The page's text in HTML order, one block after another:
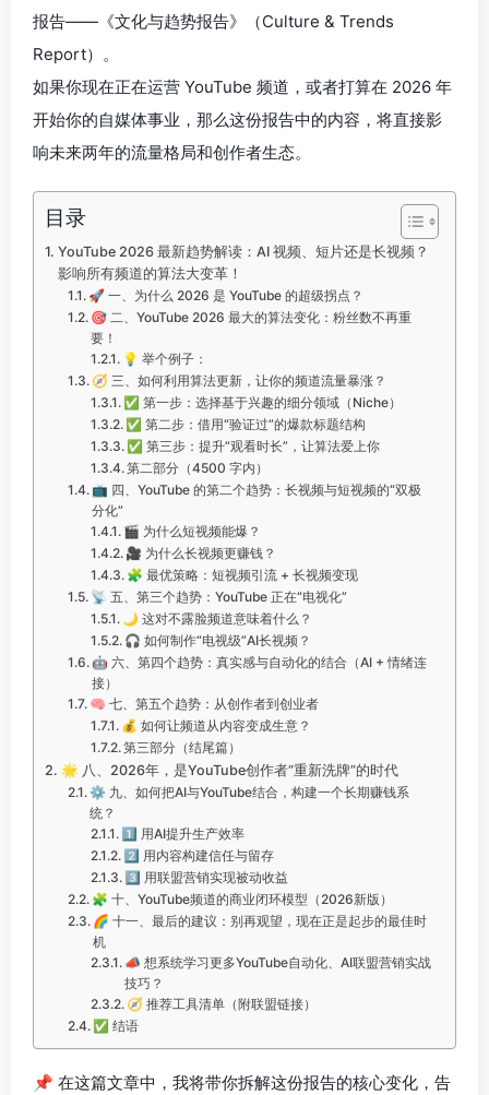
报告——《文化与趋势报告》（Culture & Trends
Report）。
如果你现在正在运营 YouTube 频道，或者打算在 2026 年
开始你的自媒体事业，那么这份报告中的内容，将直接影
响未来两年的流量格局和创作者生态。
目录
YouTube 2026 最新趋势解读：AI 视频、短片还是长视频？
影响所有频道的算法大变革！
🚀 一、为什么 2026 是 YouTube 的超级拐点？
🎯 二、YouTube 2026 最大的算法变化：粉丝数不再重
要！
💡 举个例子：
🧭 三、如何利用算法更新，让你的频道流量暴涨？
✅ 第一步：选择基于兴趣的细分领域（Niche）
✅ 第二步：借用“验证过”的爆款标题结构
✅ 第三步：提升“观看时长”，让算法爱上你
第二部分（4500 字内）
📺 四、YouTube 的第二个趋势：长视频与短视频的“双极
分化”
🎬 为什么短视频能爆？
🎥 为什么长视频更赚钱？
🧩 最优策略：短视频引流 + 长视频变现
📡 五、第三个趋势：YouTube 正在“电视化”
🌙 这对不露脸频道意味着什么？
🎧 如何制作“电视级”AI长视频？
🤖 六、第四个趋势：真实感与自动化的结合（AI + 情绪连
接）
🧠 七、第五个趋势：从创作者到创业者
💰 如何让频道从内容变成生意？
第三部分（结尾篇）
🌟 八、2026年，是YouTube创作者“重新洗牌”的时代
⚙️ 九、如何把AI与YouTube结合，构建一个长期赚钱系
统？
1️⃣ 用AI提升生产效率
2️⃣ 用内容构建信任与留存
3️⃣ 用联盟营销实现被动收益
🧩 十、YouTube频道的商业闭环模型（2026新版）
🌈 十一、最后的建议：别再观望，现在正是起步的最佳时
机
📣 想系统学习更多YouTube自动化、AI联盟营销实战
技巧？
🧭 推荐工具清单（附联盟链接）
✅ 结语
📌 在这篇文章中，我将带你拆解这份报告的核心变化，告